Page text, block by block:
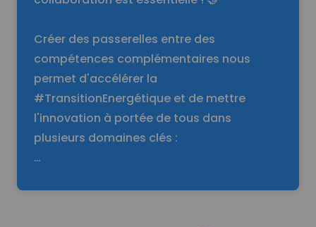
Créer des passerelles entre des
compétences complémentaires nous
permet d'accélérer la
#TransitionEnergétique et de mettre
l'innovation à portée de tous dans
plusieurs domaines clés :
…